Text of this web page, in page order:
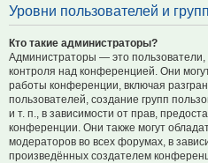
Уровни пользователей и
Кто такие администраторы?
Администраторы — это
контроля над конференцией. Они
работы конференции, включая
пользователей, создание групп
и т. п., в зависимости от прав,
конференции. Они также могут
модераторов во всех форумах, в
произведённых создателем